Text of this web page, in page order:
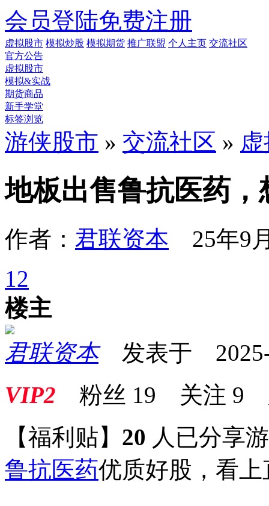
会员登陆免费注册
虚拟股市 模拟炒股 模拟期货 推广联盟 个人主页 交流社区
官方公告
虚拟股市
模拟&实战
期货商品
新手学堂
标签浏览
游侠股市 » 交流社区 »
地板出售鲁抗医药
作者： 君联资本 25年9
12
楼主
君联资本发表于 2025-
VIP2 粉丝 19 关注 9
【福利贴】 20 人已分享
鲁抗医药优质好股，看